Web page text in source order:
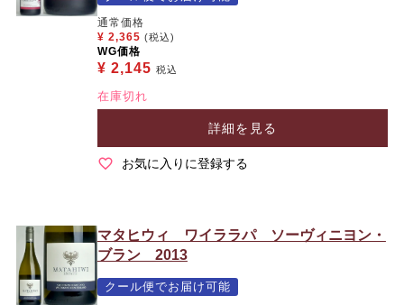
通常価格
¥ 2,365 (税込)
WG価格
¥ 2,145 税込
在庫切れ
詳細を見る
お気に入りに登録する
マタヒウィ ワイララパ ソーヴィニヨン・
ブラン 2013
クール便でお届け可能